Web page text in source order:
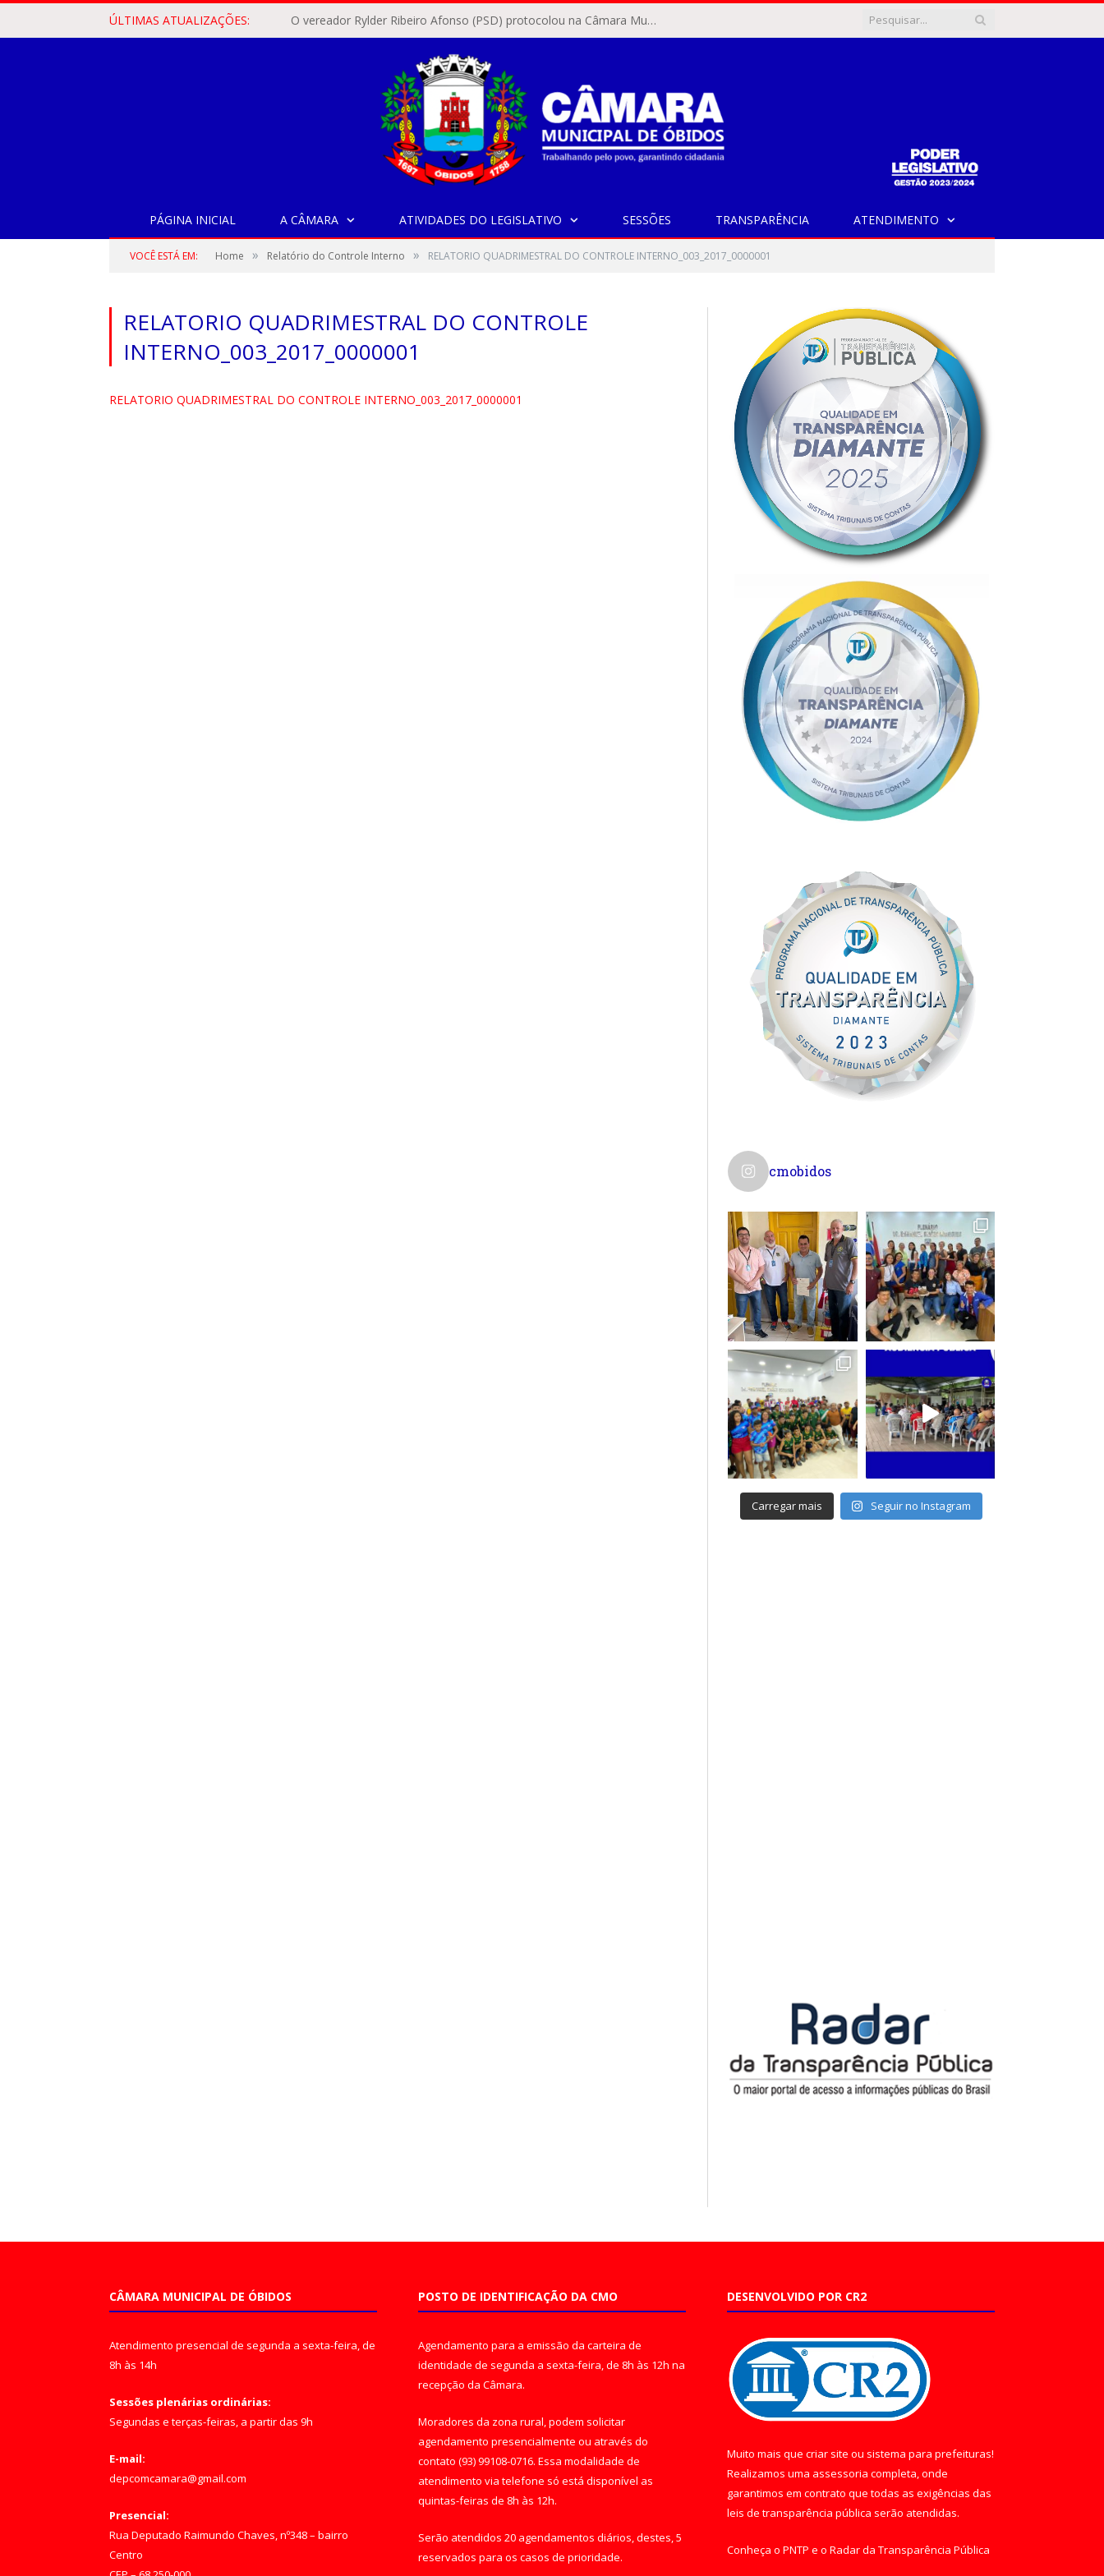
ÚLTIMAS ATUALIZAÇÕES: O vereador Rylder Ribeiro Afonso (PSD) protocolou na Câmara Municipal de Óbidos o Requerimento nº 346/2026.
PÁGINA INICIAL A CÂMARA ATIVIDADES DO LEGISLATIVO SESSÕES TRANSPARÊNCIA ATENDIMENTO
VOCÊ ESTÁ EM: Home » Relatório do Controle Interno » RELATORIO QUADRIMESTRAL DO CONTROLE INTERNO_003_2017_0000001
RELATORIO QUADRIMESTRAL DO CONTROLE
INTERNO_003_2017_0000001
RELATORIO QUADRIMESTRAL DO CONTROLE INTERNO_003_2017_0000001
cmobidos
Carregar mais Seguir no Instagram
CÂMARA MUNICIPAL DE ÓBIDOS
Atendimento presencial de segunda a sexta-feira, de
8h às 14h
Sessões plenárias ordinárias:
Segundas e terças-feiras, a partir das 9h
E-mail:
depcomcamara@gmail.com
Presencial:
Rua Deputado Raimundo Chaves, nº348 – bairro
Centro
POSTO DE IDENTIFICAÇÃO DA CMO
Agendamento para a emissão da carteira de
identidade de segunda a sexta-feira, de 8h às 12h na
recepção da Câmara.
Moradores da zona rural, podem solicitar
agendamento presencialmente ou através do
contato (93) 99108-0716. Essa modalidade de
atendimento via telefone só está disponível as
quintas-feiras de 8h às 12h.
Serão atendidos 20 agendamentos diários, destes, 5
reservados para os casos de prioridade.
DESENVOLVIDO POR CR2
Muito mais que criar site ou sistema para prefeituras!
Realizamos uma assessoria completa, onde
garantimos em contrato que todas as exigências das
leis de transparência pública serão atendidas.
Conheça o PNTP e o Radar da Transparência Pública